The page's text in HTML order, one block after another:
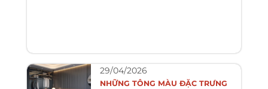
29/04/2026
NHỮNG TÔNG MÀU ĐẶC TRƯNG